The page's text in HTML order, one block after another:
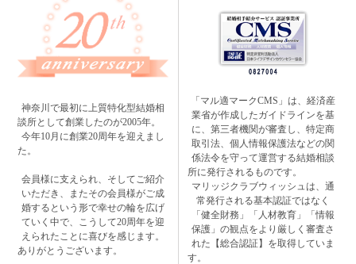
神奈川で最初に上質特化型結婚相
談所として創業したのが2005年。
今年10月に創業20周年を迎えまし
た。
会員様に支えられ、そしてご紹介
いただき、またその会員様がご成
婚するという形で幸せの輪を広げ
ていく中で、こうして20周年を迎
えられたことに喜びを感じます。
ありがとうございます。
「マル適マークCMS」は、経済産
業省が作成したガイドラインを基
に、第三者機関が審査し、特定商
取引法、個人情報保護法などの関
係法令を守って運営する結婚相談
所に発行されるものです。
マリッジクラブウィッシュは、通
常発行される基本認証ではなく
「健全財務」「人材教育」「情報
保護」の観点をより厳しく審査さ
れた【総合認証】を取得していま
す。